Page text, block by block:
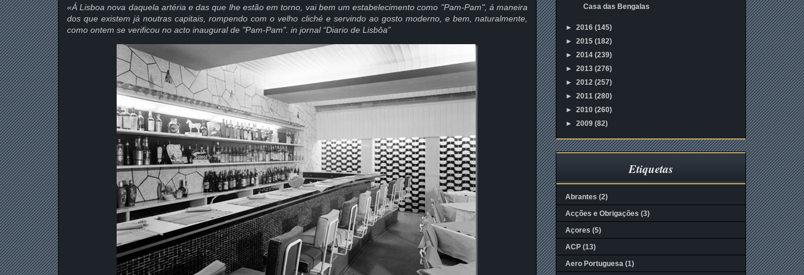
«Á Lisboa nova daquela artéria e das que lhe estão em torno, vai bem um estabelecimento como "Pam-Pam", á maneira
dos que existem já noutras capitais, rompendo com o velho cliché e servindo ao gosto moderno, e bem, naturalmente,
como ontem se verificou no acto inaugural de "Pam-Pam". in jornal “Diario de Lisbôa”
Casa das Bengalas
► 2016 (145)
► 2015 (182)
► 2014 (239)
► 2013 (276)
► 2012 (257)
► 2011 (280)
► 2010 (260)
► 2009 (82)
Etiquetas
Abrantes (2)
Acções e Obrigações (3)
Açores (5)
ACP (13)
Aero Portuguesa (1)